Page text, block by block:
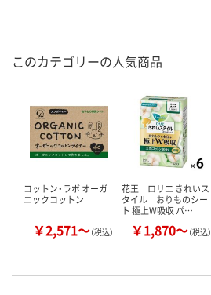
このカテゴリーの人気商品
コットン・ラボ オーガ
ニックコットン
￥2,571～（税込）
花王 ロリエ きれいス
タイル おりものシー
ト 極上W吸収 パ…
￥1,870～（税込）